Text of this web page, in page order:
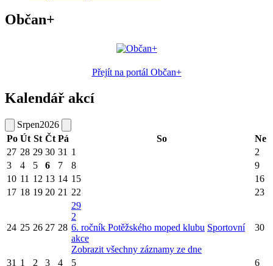
Občan+
Přejít na portál Občan+
Kalendář akcí
Srpen2026
Po Út St Čt Pá So
Ne
27 28 29 30 31 1
2
3
4 5 6 7 8
9
10 11 12 13 14 15
16
17 18 19 20 21 22 23
24 25 26 27 28
29
2
6. ročník Potěžského moped klubu Sportovní
akce
Zobrazit všechny záznamy ze dne
30
31 1 2 3 4 5 6